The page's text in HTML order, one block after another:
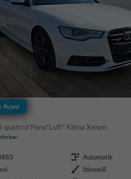
Avant
quattro*Pano*Luft* Klima Xenon
Getriebe Automatik
Außenfarbe Ibisweiß